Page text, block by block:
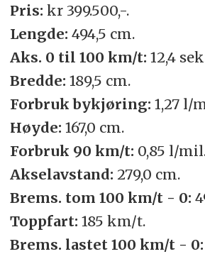
Pris: kr 399.500,-.
Lengde: 494,5 cm.
Aks. 0 til 100 km/t: 12,4
Bredde: 189,5 cm.
Forbruk bykjøring: 1,27 l/
Høyde: 167,0 cm.
Forbruk 90 km/t: 0,85 l/
Akselavstand: 279,0 cm.
Brems. tom 100 km/t - 0:
Toppfart: 185 km/t.
Brems. lastet 100 km/t - 0: